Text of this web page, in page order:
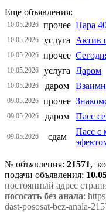
Еще объявления:
10.05.2026 прочее Пара
10.05.2026 услуга Актив
10.05.2026 прочее
10.05.2026 услуга Даром
10.05.2026 даром
09.05.2026 прочее
09.05.2026 даром Пасс
09.05.2026 сдам
Пасс с
№ объявления: 21571,
подачи объявления:
постоянный адрес
пососать без анала:
dast-pososat-bez-anala-